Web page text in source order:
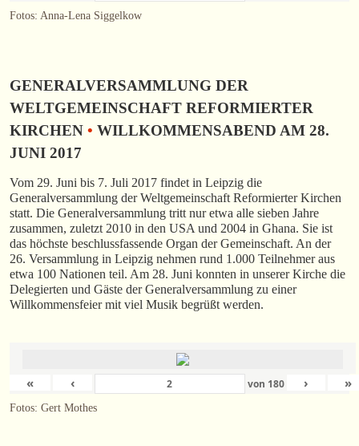
Fotos: Anna-Lena Siggelkow
GENERALVERSAMMLUNG DER
WELTGEMEINSCHAFT REFORMIERTER
KIRCHEN • WILLKOMMENSABEND AM 28.
JUNI 2017
Vom 29. Juni bis 7. Juli 2017 findet in Leipzig die
Generalversammlung der Weltgemeinschaft Reformierter Kirchen
statt. Die Generalversammlung tritt nur etwa alle sieben Jahre
zusammen, zuletzt 2010 in den USA und 2004 in Ghana. Sie ist
das höchste beschlussfassende Organ der Gemeinschaft. An der
26. Versammlung in Leipzig nehmen rund 1.000 Teilnehmer aus
etwa 100 Nationen teil. Am 28. Juni konnten in unserer Kirche die
Delegierten und Gäste der Generalversammlung zu einer
Willkommensfeier mit viel Musik begrüßt werden.
« ‹ von 180 › »
Fotos: Gert Mothes